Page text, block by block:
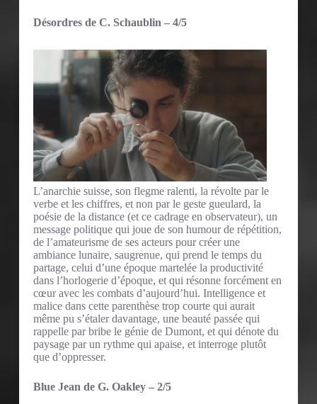
Désordres de C. Schaublin – 4/5
L’anarchie suisse, son flegme ralenti, la révolte par le
verbe et les chiffres, et non par le geste gueulard, la
poésie de la distance (et ce cadrage en observateur), un
message politique qui joue de son humour de répétition,
de l’amateurisme de ses acteurs pour créer une
ambiance lunaire, saugrenue, qui prend le temps du
partage, celui d’une époque martelée la productivité
dans l’horlogerie d’époque, et qui résonne forcément en
cœur avec les combats d’aujourd’hui. Intelligence et
malice dans cette parenthèse trop courte qui aurait
même pu s’étaler davantage, une beauté passée qui
rappelle par bribe le génie de Dumont, et qui dénote du
paysage par un rythme qui apaise, et interroge plutôt
que d’oppresser.
Blue Jean de G. Oakley – 2/5